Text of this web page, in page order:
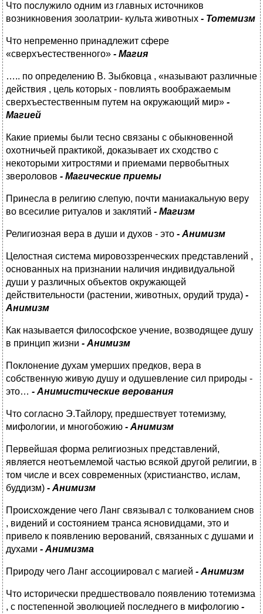
Что послужило одним из главных источников
возникновения зоолатрии- культа животных - Тотемизм
Что непременно принадлежит сфере
«сверхъестественного» - Магия
….. по определению В. Зыбковца , «называют различные
действия , цель которых - повлиять воображаемым
сверхъестественным путем на окружающий мир» -
Магией
Какие приемы были тесно связаны с обыкновенной
охотничьей практикой, доказывает их сходство с
некоторыми хитростями и приемами первобытных
звероловов - Магические приемы
Принесла в религию слепую, почти маниакальную веру
во всесилие ритуалов и заклятий - Магизм
Религиозная вера в души и духов - это - Анимизм
Целостная система мировоззренческих представлений ,
основанных на признании наличия индивидуальной
души у различных объектов окружающей
действительности (растении, животных, орудий труда) -
Анимизм
Как называется философское учение, возводящее душу
в принцип жизни - Анимизм
Поклонение духам умерших предков, вера в
собственную живую душу и одушевление сил природы -
это… - Анимистические верования
Что согласно Э.Тайлору, предшествует тотемизму,
мифологии, и многобожию - Анимизм
Первейшая форма религиозных представлений,
является неотъемлемой частью всякой другой религии, в
том числе и всех современных (христианство, ислам,
буддизм) - Анимизм
Происхождение чего Ланг связывал с толкованием снов
, видений и состоянием транса ясновидцами, это и
привело к появлению верований, связанных с душами и
духами - Анимизма
Природу чего Ланг ассоциировал с магией - Анимизм
Что исторически предшествовало появлению тотемизма
, с постепенной эволюцией последнего в мифологию -